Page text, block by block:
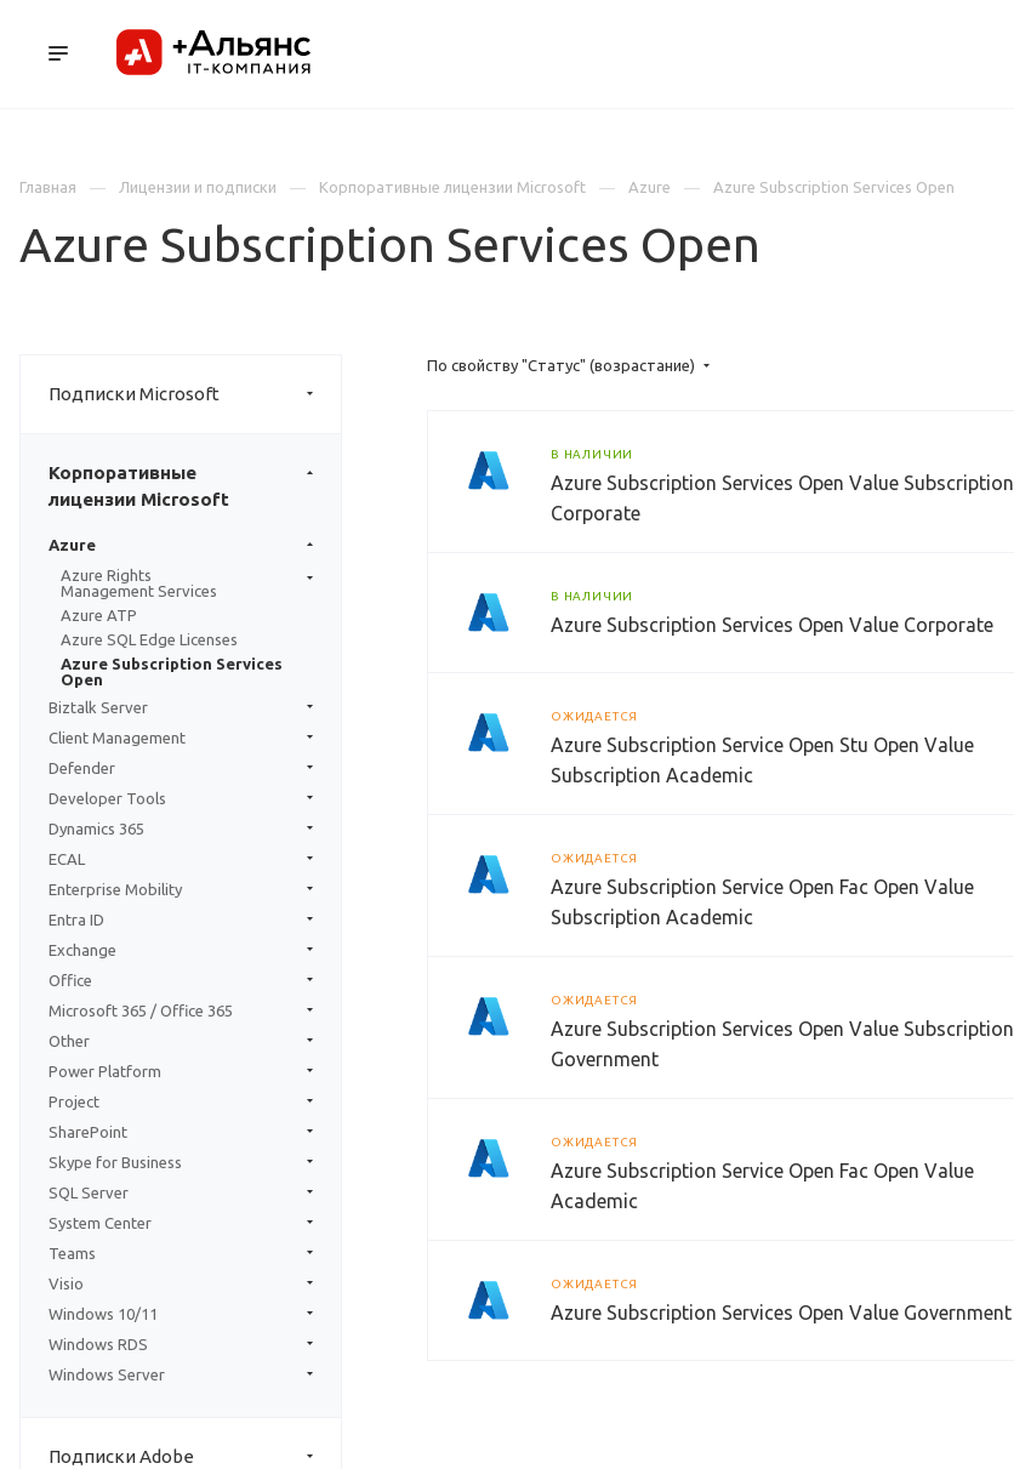
Главная
Лицензии и подписки Корпоративные лицензии Microsoft Azure Azure Subscription Services Open
Azure Subscription Services Open
Подписки Microsoft
Корпоративные
лицензии Microsoft
Azure
Azure Rights
Management Services
Azure ATP
Azure SQL Edge Licenses
Azure Subscription Services
Open
Biztalk Server
Client Management
Defender
Developer Tools
Dynamics 365
ECAL
Enterprise Mobility
Entra ID
Exchange
Office
Microsoft 365 / Office 365
Other
Power Platform
Project
SharePoint
Skype for Business
SQL Server
System Center
Teams
Visio
Windows 10/11
Windows RDS
Windows Server
Подписки Adobe
По свойству "Статус" (возрастание)
В НАЛИЧИИ
Azure Subscription Services Open Value Subscription
Corporate
В НАЛИЧИИ
Azure Subscription Services Open Value Corporate
ОЖИДАЕТСЯ
Azure Subscription Service Open Stu Open Value
Subscription Academic
ОЖИДАЕТСЯ
Azure Subscription Service Open Fac Open Value
Subscription Academic
ОЖИДАЕТСЯ
Azure Subscription Services Open Value Subscription
Government
ОЖИДАЕТСЯ
Azure Subscription Service Open Fac Open Value
Academic
ОЖИДАЕТСЯ
Azure Subscription Services Open Value Government